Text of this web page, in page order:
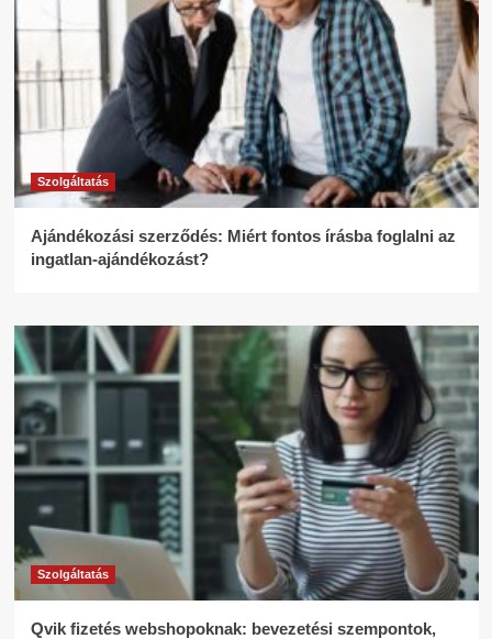
Szolgáltatás
Ajándékozási szerződés: Miért fontos írásba foglalni az
ingatlan-ajándékozást?
Szolgáltatás
Qvik fizetés webshopoknak: bevezetési szempontok,